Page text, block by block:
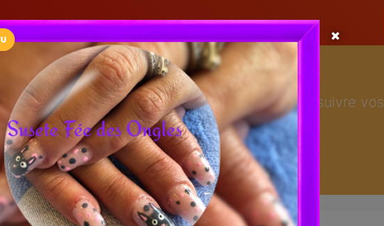
Installez l'App LaCarte
Téléchargez gratuitement l'app LaCarte pour suivre vos
commerces favoris et ne rien rater !
Télécharger Plus tard